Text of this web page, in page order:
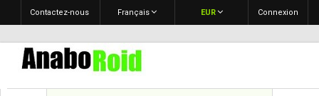
Connexion
EUR
Français
Contactez-nous